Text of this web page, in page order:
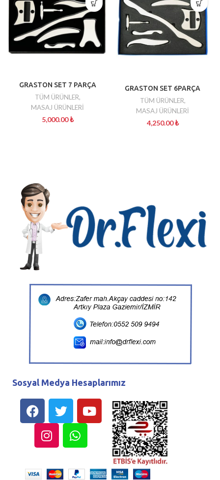
GRASTON SET 7 PARÇA
TÜM ÜRÜNLER,
MASAJ ÜRÜNLERİ
5,000.00₺
GRASTON SET 6PARÇA
TÜM ÜRÜNLER,
MASAJ ÜRÜNLERİ
4,250.00₺
Sosyal Medya Hesaplarımız